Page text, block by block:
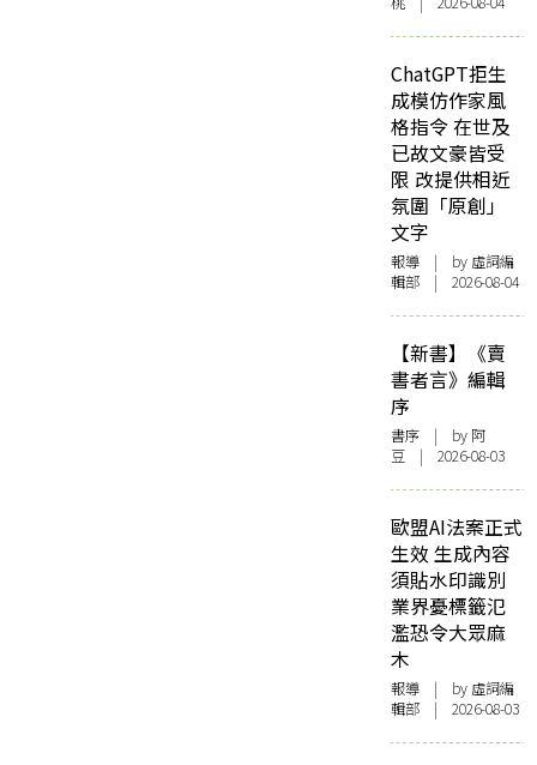
ChatGPT拒生
成模仿作家風
格指令 在世及
已故文豪皆受
限 改提供相近
氛圍「原創」
文字
報導 | by 虛詞編
輯部 | 2026-08-04
【新書】《賣
書者言》編輯
序
書序 | by 阿
豆 | 2026-08-03
歐盟AI法案正式
生效 生成內容
須貼水印識別
業界憂標籤氾
濫恐令大眾麻
木
報導 | by 虛詞編
輯部 | 2026-08-03